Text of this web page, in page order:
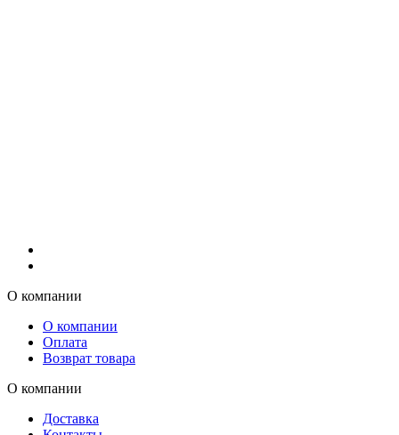
О компании
О компании
Оплата
Возврат товара
О компании
Доставка